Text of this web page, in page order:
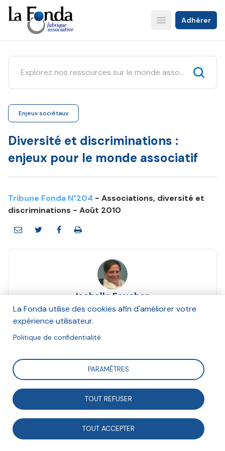
Aller
au
contenu
principal
Open main menu
Adhérer
Enjeux sociétaux
Diversité et discriminations :
enjeux pour le monde associatif
Tribune Fonda N°204 - Associations, diversité et
discriminations - Août 2010
Isabelle Foucher
Août 2010
Analyse des enjeux liés à la diversité au sein des
associations notamment en ce qui concerne la
cohésion sociale, la pertinence de l’action associative,
mais aussi la contribution de la société civile à une
société plus démocratique.
La Fonda utilise des cookies afin d'améliorer votre
expérience utilisateur.
Politique de confidentialité
PARAMÈTRES
TOUT REFUSER
TOUT ACCEPTER